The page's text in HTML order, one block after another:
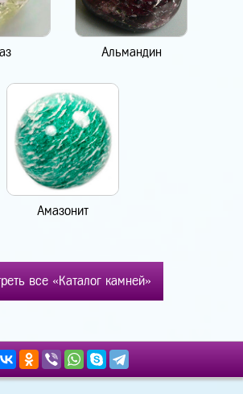
Альмандин
Амазонит
все «Каталог камней»